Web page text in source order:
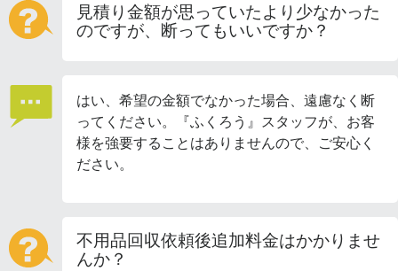
見積り金額が思っていたより少なかった
のですが、断ってもいいですか？
はい、希望の金額でなかった場合、遠慮なく断
ってください。『ふくろう』スタッフが、お客
様を強要することはありませんので、ご安心く
ださい。
不用品回収依頼後追加料金はかかりませ
んか？